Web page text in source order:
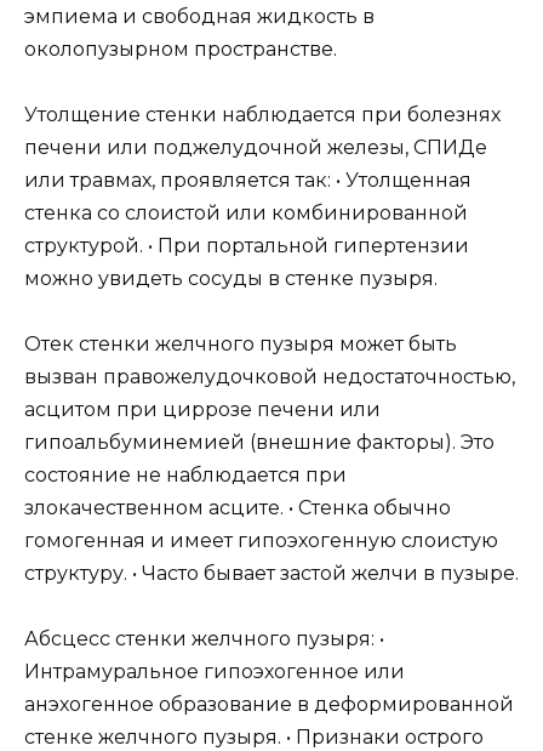
эмпиема и свободная жидкость в
околопузырном пространстве.
Утолщение стенки наблюдается при болезнях
печени или поджелудочной железы, СПИДе
или травмах, проявляется так: • Утолщенная
стенка со слоистой или комбинированной
структурой. • При портальной гипертензии
можно увидеть сосуды в стенке пузыря.
Отек стенки желчного пузыря может быть
вызван правожелудочковой недостаточностью,
асцитом при циррозе печени или
гипоальбуминемией (внешние факторы). Это
состояние не наблюдается при
злокачественном асците. • Стенка обычно
гомогенная и имеет гипоэхогенную слоистую
структуру. • Часто бывает застой желчи в пузыре.
Абсцесс стенки желчного пузыря: •
Интрамуральное гипоэхогенное или
анэхогенное образование в деформированной
стенке желчного пузыря. • Признаки острого